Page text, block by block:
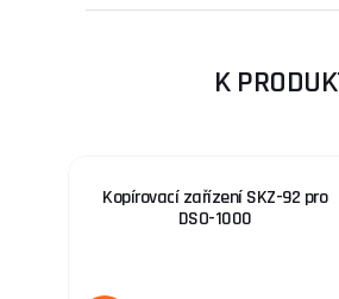
K
Kopírovací zařízení SKZ-92 pro
DSO-1000